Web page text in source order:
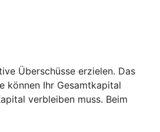
Überschüsse erzielen. Das
können Ihr Gesamtkapital
verbleiben muss. Beim